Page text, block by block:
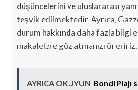
düşüncelerini ve uluslararası
teşvik edilmektedir. Ayrıca,
durum hakkında daha fazla bilgi
makalelere göz atmanızı öneririz.
AYRICA OKUYUN Bondi Plajı